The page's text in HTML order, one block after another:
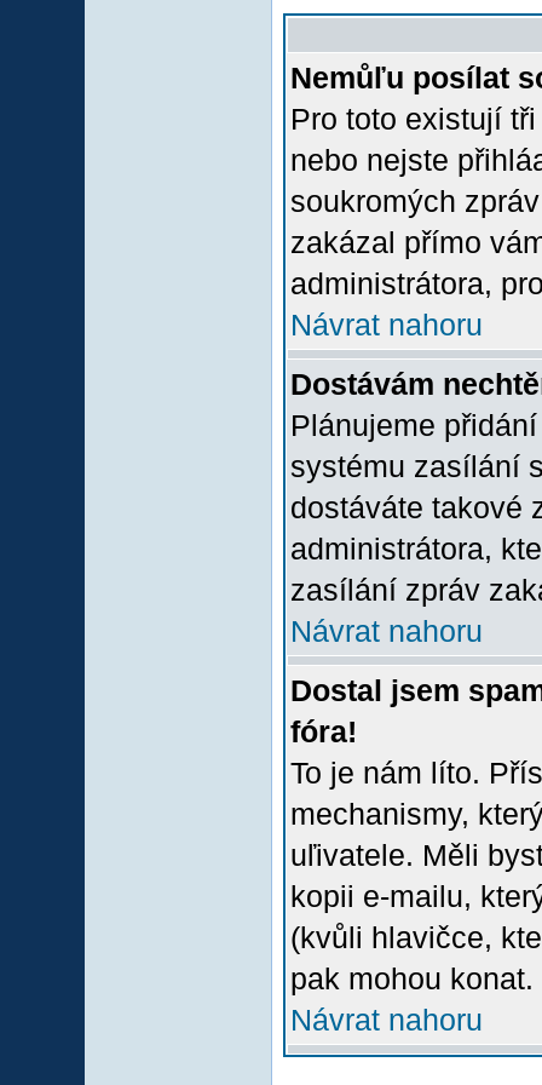
Nemůľu posílat
Pro toto existují
nebo nejste
soukromých
zakázal přímo
administrátora,
Návrat nahoru
Dostávám
Plánujeme
systému zasílání
dostáváte takové
administrátora,
zasílání zpráv
Návrat nahoru
Dostal jsem
fóra!
To je nám líto.
mechanismy,
uľivatele. Měli
kopii e-mailu,
(kvůli hlavičce,
pak mohou konat.
Návrat nahoru